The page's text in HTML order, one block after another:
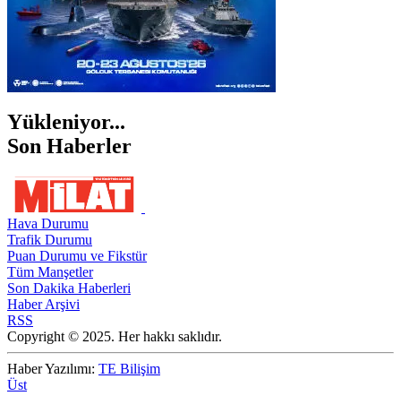
Yükleniyor...
Son Haberler
Hava Durumu
Trafik Durumu
Puan Durumu ve Fikstür
Tüm Manşetler
Son Dakika Haberleri
Haber Arşivi
RSS
Copyright © 2025. Her hakkı saklıdır.
Haber Yazılımı: TE Bilişim
Üst